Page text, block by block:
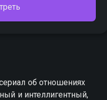
об отношениях
и интеллигентный,